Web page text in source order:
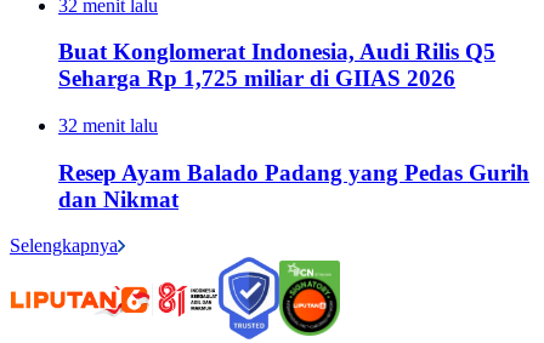
32 menit lalu
Buat Konglomerat Indonesia, Audi Rilis Q5
Seharga Rp 1,725 miliar di GIIAS 2026
32 menit lalu
Resep Ayam Balado Padang yang Pedas Gurih
dan Nikmat
Selengkapnya